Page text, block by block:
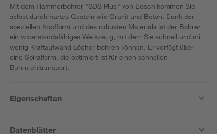
Mit dem Hammerbohrer "SDS Plus" von Bosch kommen Sie
selbst durch hartes Gestein wie Granit und Beton. Dank der
speziellen Kopfform und des robusten Materials ist der Bohrer
ein widerstandsfähiges Werkzeug, mit dem Sie schnell und mit
wenig Kraftaufwand Löcher bohren können. Er verfügt über
eine Spiralform, die optimiert ist für einen schnellen
Bohrmehltransport.
Eigenschaften
Datenblätter